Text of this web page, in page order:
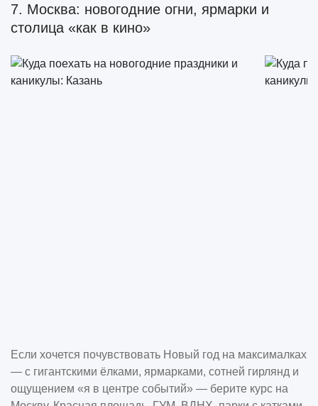
7. Москва: новогодние огни, ярмарки и
столица «как в кино»
Если хочется почувствовать Новый год на максималках
— с гигантскими ёлками, ярмарками, сотней гирлянд и
ощущением «я в центре событий» — берите курс на